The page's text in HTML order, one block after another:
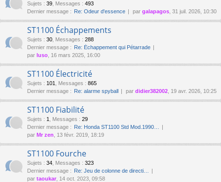
Sujets : 39 Messages : 493
Dernier message : Re: Odeur d'essence par galapagos , 31 juil. 2026, 10:30
ST1100 Échappements
Sujets : 30 Messages : 288
Dernier message : Re: Échappement qui Pétarrade
par luso , 16 mars 2025, 16:00
ST1100 Électricité
Sujets : 101 Messages : 865
Dernier message : Re: alarme spyball par didier382002 , 19 avr. 2026, 10:25
ST1100 Fiabilité
Sujets : 1 Messages : 29
Dernier message : Re: Honda ST1100 Std Mod.1990…
par Mr zen , 13 févr. 2019, 18:19
ST1100 Fourche
Sujets : 34 Messages : 323
Dernier message : Re: Jeu de colonne de directi…
par taoukar , 14 oct. 2023, 09:58